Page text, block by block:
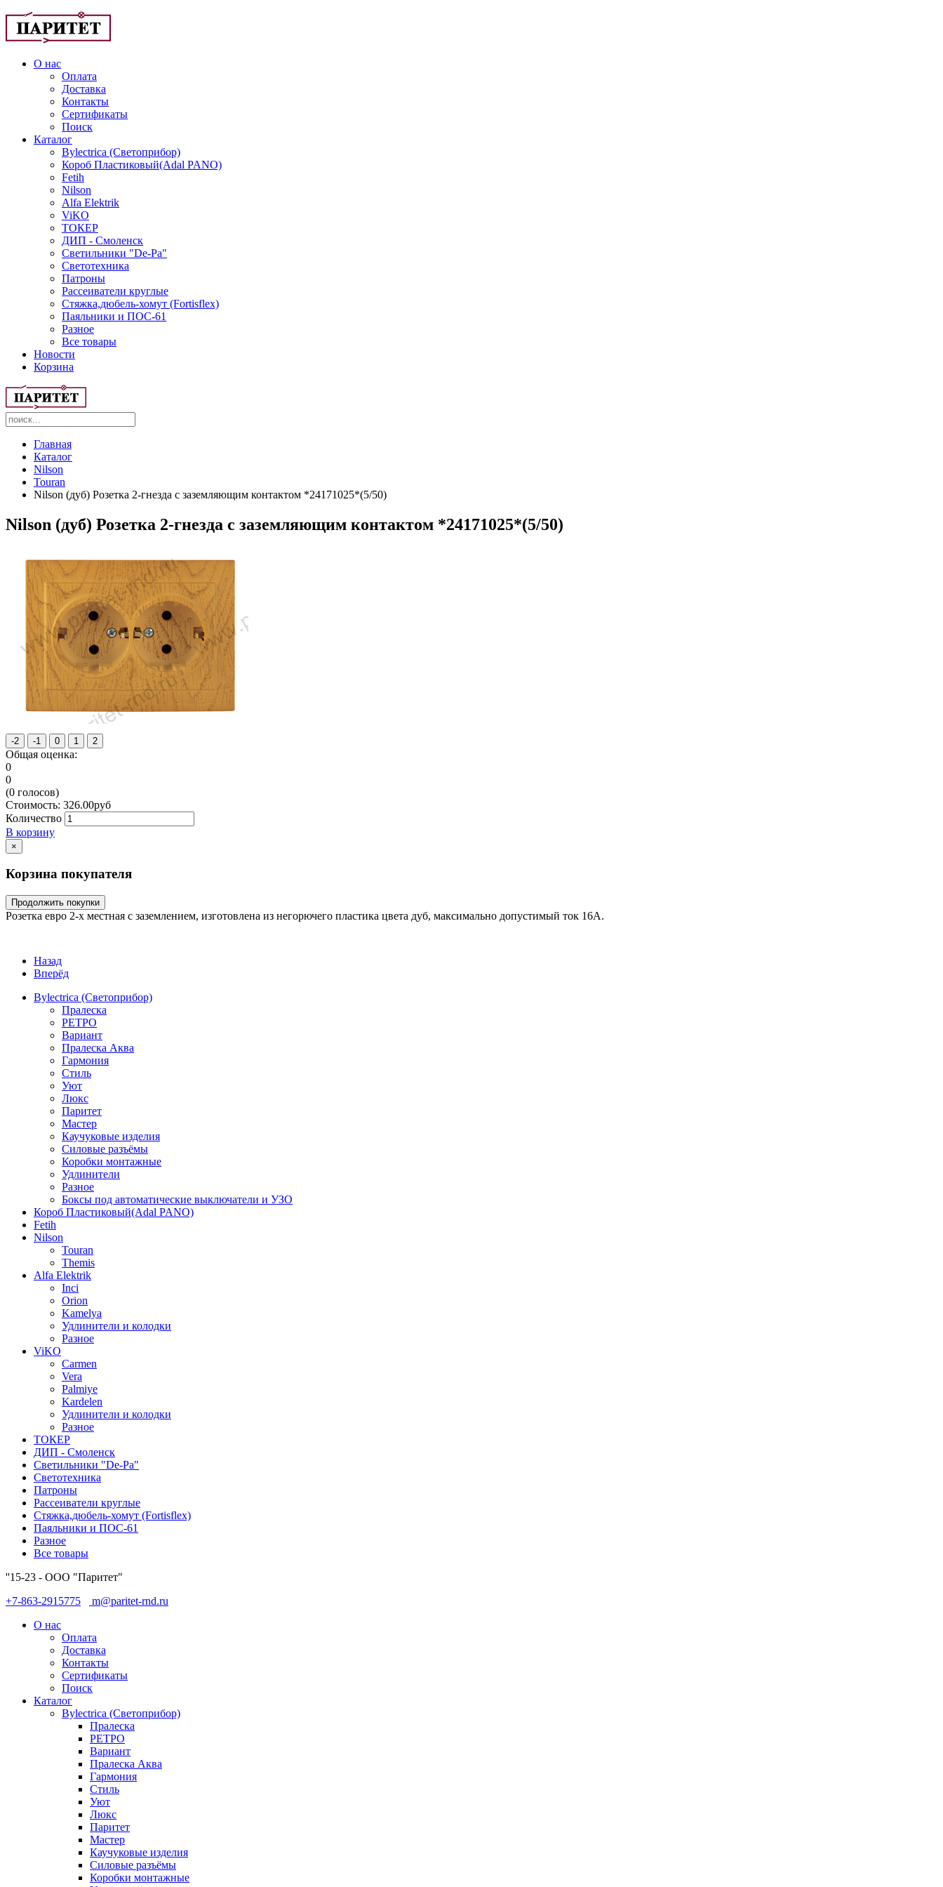
О нас
Оплата
Доставка
Контакты
Сертификаты
Поиск
Каталог
Bylectrica (Светоприбор)
Короб Пластиковый(Adal PANO)
Fetih
Nilson
Alfa Elektrik
ViKO
ТОКЕР
ДИП - Смоленск
Светильники "De-Pa"
Светотехника
Патроны
Рассеиватели круглые
Стяжка,дюбель-хомут (Fortisflex)
Паяльники и ПОС-61
Разное
Все товары
Новости
Корзина
Главная
Каталог
Nilson
Touran
Nilson (дуб) Розетка 2-гнезда с заземляющим контактом *24171025*(5/50)
Nilson (дуб) Розетка 2-гнезда с заземляющим контактом *24171025*(5/50)
Общая оценка:
0
0
(0 голосов)
Стоимость: 326.00руб
Количество
В корзину
×
Корзина покупателя
Продолжить покупки
Розетка евро 2-х местная с заземлением, изготовлена из негорючего пластика цвета дуб, максимально допустимый ток 16А.
Назад
Вперёд
Bylectrica (Светоприбор)
Пралеска
РЕТРО
Вариант
Пралеска Аква
Гармония
Стиль
Уют
Люкс
Паритет
Мастер
Каучуковые изделия
Силовые разъёмы
Коробки монтажные
Удлинители
Разное
Боксы под автоматические выключатели и УЗО
Короб Пластиковый(Adal PANO)
Fetih
Nilson
Touran
Themis
Alfa Elektrik
Inci
Orion
Kamelya
Удлинители и колодки
Разное
ViKO
Carmen
Vera
Palmiye
Kardelen
Удлинители и колодки
Разное
ТОКЕР
ДИП - Смоленск
Светильники "De-Pa"
Светотехника
Патроны
Рассеиватели круглые
Стяжка,дюбель-хомут (Fortisflex)
Паяльники и ПОС-61
Разное
Все товары
''15-23 - ООО "Паритет"
+7-863-2915775
m@paritet-rnd.ru
О нас
Оплата
Доставка
Контакты
Сертификаты
Поиск
Каталог
Bylectrica (Светоприбор)
Пралеска
РЕТРО
Вариант
Пралеска Аква
Гармония
Стиль
Уют
Люкс
Паритет
Мастер
Каучуковые изделия
Силовые разъёмы
Коробки монтажные